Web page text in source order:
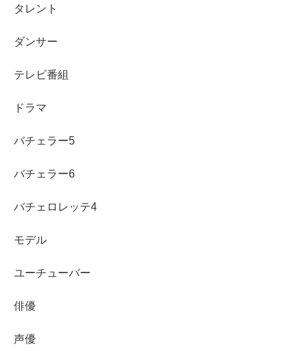
そこで、あきぴさんの旦那さんについて調べてみたのです
情報や画像は公開されておらず、職業や年齢などにつ
ていてバツ1だということを公表されていました。
タレント
ダンサー
テレビ番組
ドラマ
バチェラー5
バチェラー6
バチェロレッテ4
モデル
ユーチューバー
俳優
声優